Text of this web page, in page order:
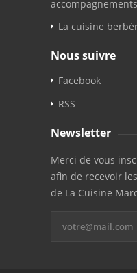
accompagnements
La cuisine
Nous suivre
Facebook
RSS
Newsletter
Merci de vous
afin de recevoir
de La Cuisine